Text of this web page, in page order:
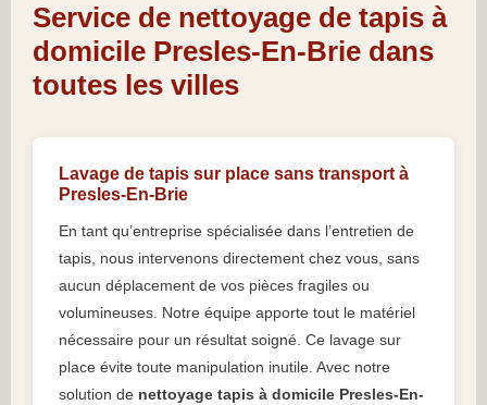
Service de nettoyage de tapis à
domicile Presles-En-Brie dans
toutes les villes
Lavage de tapis sur place sans transport à
Presles-En-Brie
En tant qu’entreprise spécialisée dans l’entretien de
tapis, nous intervenons directement chez vous, sans
aucun déplacement de vos pièces fragiles ou
volumineuses. Notre équipe apporte tout le matériel
nécessaire pour un résultat soigné. Ce lavage sur
place évite toute manipulation inutile. Avec notre
solution de nettoyage tapis à domicile Presles-En-